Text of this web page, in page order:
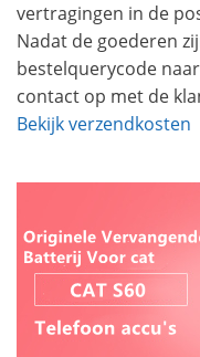
vertragingen in de
Nadat de goederen
bestelquerycode
contact op met de
Bekijk verzendkosten